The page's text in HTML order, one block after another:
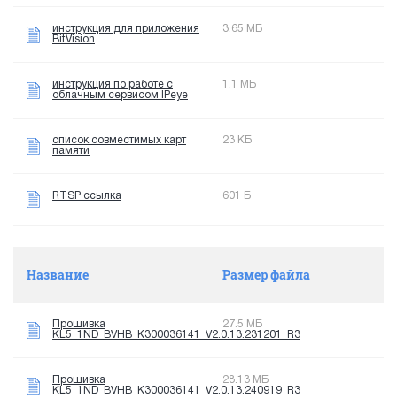
инструкция для приложения
BitVision
3.65 МБ
инструкция по работе с
облачным сервисом IPeye
1.1 МБ
список совместимых карт
памяти
23 КБ
RTSP ссылка 601 Б
Название Размер файла
Прошивка
KL5_1ND_BVHB_K300036141_V2.0.13.231201_R3
27.5 МБ
Прошивка
KL5_1ND_BVHB_K300036141_V2.0.13.240919_R3
28.13 МБ